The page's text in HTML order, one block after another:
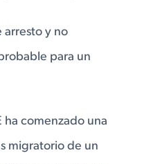
arresto y no
para un
ha comenzado una
migratorio de un